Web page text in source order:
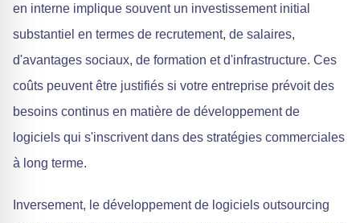
en interne implique souvent un investissement initial
substantiel en termes de recrutement, de salaires,
d'avantages sociaux, de formation et d'infrastructure. Ces
coûts peuvent être justifiés si votre entreprise prévoit des
besoins continus en matière de développement de
logiciels qui s'inscrivent dans des stratégies commerciales
à long terme.
Inversement, le développement de logiciels outsourcing